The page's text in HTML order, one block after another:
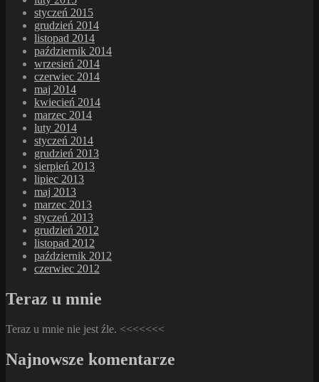
styczeń 2015
grudzień 2014
listopad 2014
październik 2014
wrzesień 2014
czerwiec 2014
maj 2014
kwiecień 2014
marzec 2014
luty 2014
styczeń 2014
grudzień 2013
sierpień 2013
lipiec 2013
maj 2013
marzec 2013
styczeń 2013
grudzień 2012
listopad 2012
październik 2012
czerwiec 2012
Teraz u mnie
Teraz u mnie nie jest źle. <<<<<<<
Najnowsze komentarze